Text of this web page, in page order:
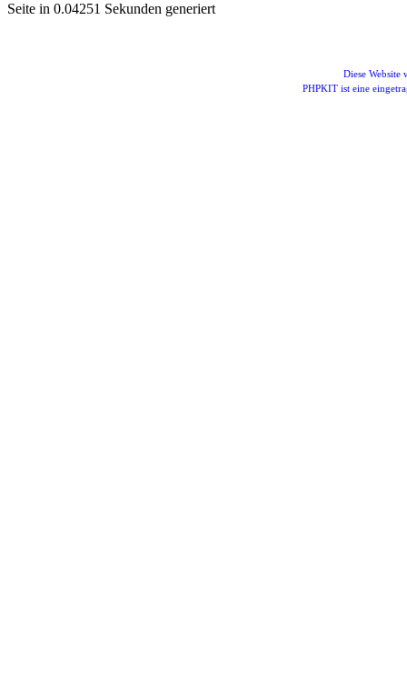
Seite in 0.04251 Sekunden generiert
Diese Website
PHPKIT ist eine